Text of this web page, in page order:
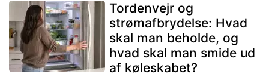
Tordenvejr og
strømafbrydelse: Hvad
skal man beholde, og
hvad skal man smide ud
af køleskabet?